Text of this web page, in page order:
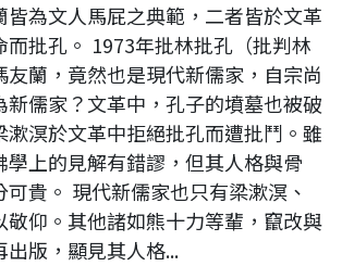
皆為文人馬屁之典範，二者皆於文革
而批孔。 1973年批林批孔（批判林
友蘭，竟然也是現代新儒家，自宗尚
新儒家？文革中，孔子的墳墓也被破
漱溟於文革中拒絕批孔而遭批鬥。雖
學上的見解有錯謬，但其人格與骨
貴。 現代新儒家也只有梁漱溟、
敬仰。其他諸如熊十力等輩，竄改與
出版，顯見其人格...